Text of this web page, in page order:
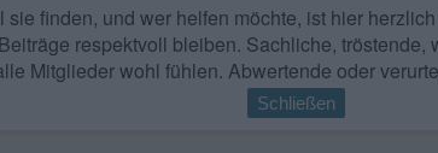
finden, und wer helfen möchte, ist hier
respektvoll bleiben. Sachliche,
Mitglieder wohl fühlen. Abwertende oder
Schließen